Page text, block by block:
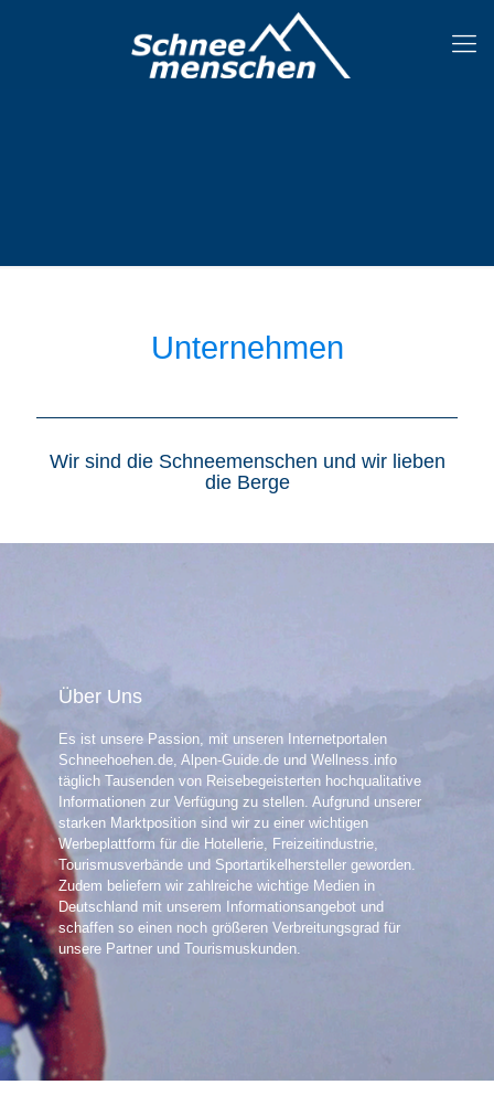
Unternehmen
Wir sind die Schneemenschen und wir lieben
die Berge
Über Uns
Es ist unsere Passion, mit unseren Internetportalen
Schneehoehen.de, Alpen-Guide.de und Wellness.info
täglich Tausenden von Reisebegeisterten hochqualitative
Informationen zur Verfügung zu stellen. Aufgrund unserer
starken Marktposition sind wir zu einer wichtigen
Werbeplattform für die Hotellerie, Freizeitindustrie,
Tourismusverbände und Sportartikelhersteller geworden.
Zudem beliefern wir zahlreiche wichtige Medien in
Deutschland mit unserem Informationsangebot und
schaffen so einen noch größeren Verbreitungsgrad für
unsere Partner und Tourismuskunden.